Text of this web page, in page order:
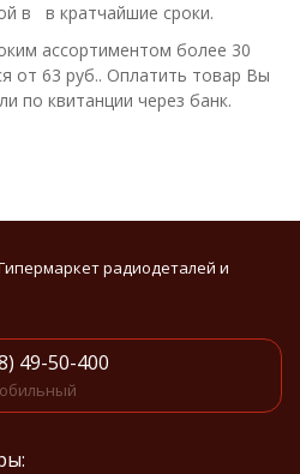
в в кратчайшие сроки.
ассортиментом более 30
от 63 руб.. Оплатить товар Вы
по квитанции через банк.
радиодеталей и
49-50-400